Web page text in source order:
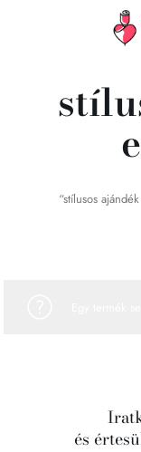
“stílusos
és